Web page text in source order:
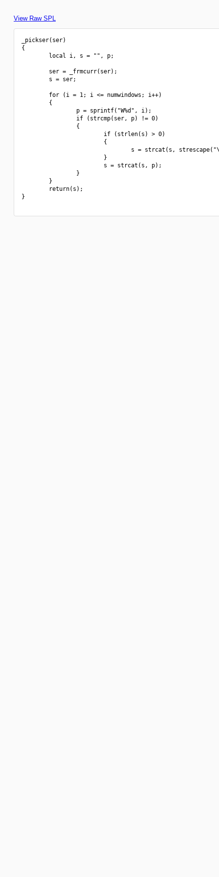
View Raw SPL
_pickser(ser)
{
        local i, s = "", p;
        ser = _frmcurr(ser);
        s = ser;
        for (i = 1; i <= numwindows; i++)
        {
                p = sprintf("W%d", i);
                if (strcmp(ser, p) != 0)
                {
                        if (strlen(s) > 0)
                        {
s = strcat(s,
                        }
                        s = strcat(s, p);
                }
        }
        return(s);
}